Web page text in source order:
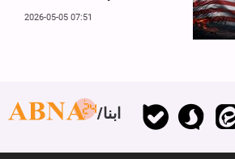
2026-05-05 07:51
ابنا